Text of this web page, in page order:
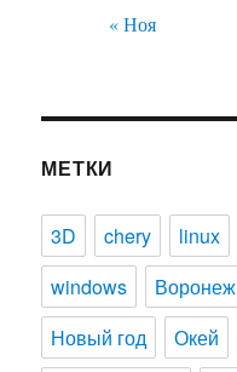
« Ноя
МЕТКИ
3D chery linux
windows
Воронеж
Новый год
Окей